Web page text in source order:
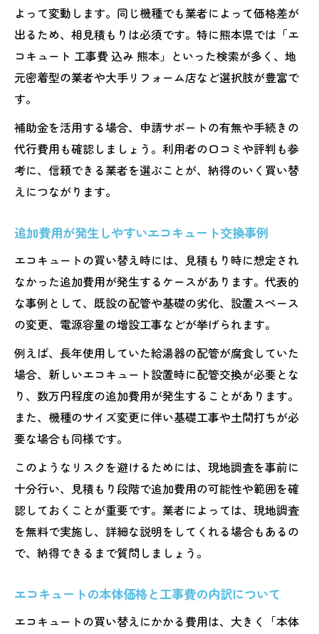
よって変動します。同じ機種でも業者によって価格差が
出るため、相見積もりは必須です。特に熊本県では「エ
コキュート 工事費 込み 熊本」といった検索が多く、地
元密着型の業者や大手リフォーム店など選択肢が豊富で
す。
補助金を活用する場合、申請サポートの有無や手続きの
代行費用も確認しましょう。利用者の口コミや評判も参
考に、信頼できる業者を選ぶことが、納得のいく買い替
えにつながります。
追加費用が発生しやすいエコキュート交換事例
エコキュートの買い替え時には、見積もり時に想定され
なかった追加費用が発生するケースがあります。代表的
な事例として、既設の配管や基礎の劣化、設置スペース
の変更、電源容量の増設工事などが挙げられます。
例えば、長年使用していた給湯器の配管が腐食していた
場合、新しいエコキュート設置時に配管交換が必要とな
り、数万円程度の追加費用が発生することがあります。
また、機種のサイズ変更に伴い基礎工事や土間打ちが必
要な場合も同様です。
このようなリスクを避けるためには、現地調査を事前に
十分行い、見積もり段階で追加費用の可能性や範囲を確
認しておくことが重要です。業者によっては、現地調査
を無料で実施し、詳細な説明をしてくれる場合もあるの
で、納得できるまで質問しましょう。
エコキュートの本体価格と工事費の内訳について
エコキュートの買い替えにかかる費用は、大きく「本体